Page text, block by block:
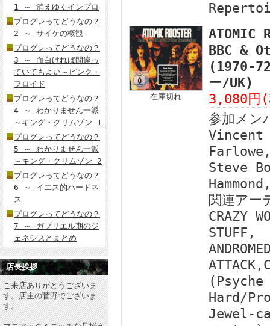
1 ～ 消えゆくインプロ
プログレってどうなの？
2 ～ サイケの概観
プログレってどうなの？
3 ～ 面白ければ間違っ
ていてもよい～ピンク・
フロイド
プログレってどうなの？
4 ～ わかりません一派
～キング・クリムゾン 1
プログレってどうなの？
5 ～ わかりません一派
～キング・クリムゾン 2
プログレってどうなの？
6 ～ イエス的ハードネ
ス
プログレってどうなの？
7 ～ ガブリエル期のジ
ェネシスとまとめ
店長挨拶
ご来店ありがとうございま
す。店主の菅野でございま
す。
在庫切れ
BBC &
(1970-
ー/UK)
3,080円
参加メン
Vincent
Steve
関連アー
CRAZY
STUFF,
(Psyche
Hard/
Jewel-